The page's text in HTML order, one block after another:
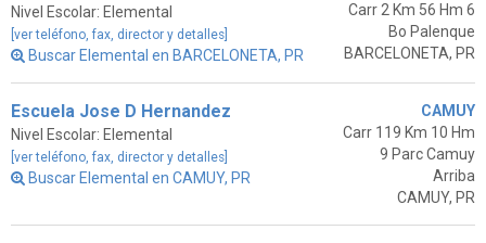
Nivel Escolar: Elemental
[ver teléfono, fax, director y detalles]
Buscar Elemental en BARCELONETA, PR
Carr 2 Km 56 Hm 6
Bo Palenque
BARCELONETA, PR
Escuela Jose D Hernandez
Nivel Escolar: Elemental
[ver teléfono, fax, director y detalles]
Buscar Elemental en CAMUY, PR
CAMUY
Carr 119 Km 10 Hm
9 Parc Camuy
Arriba
CAMUY, PR